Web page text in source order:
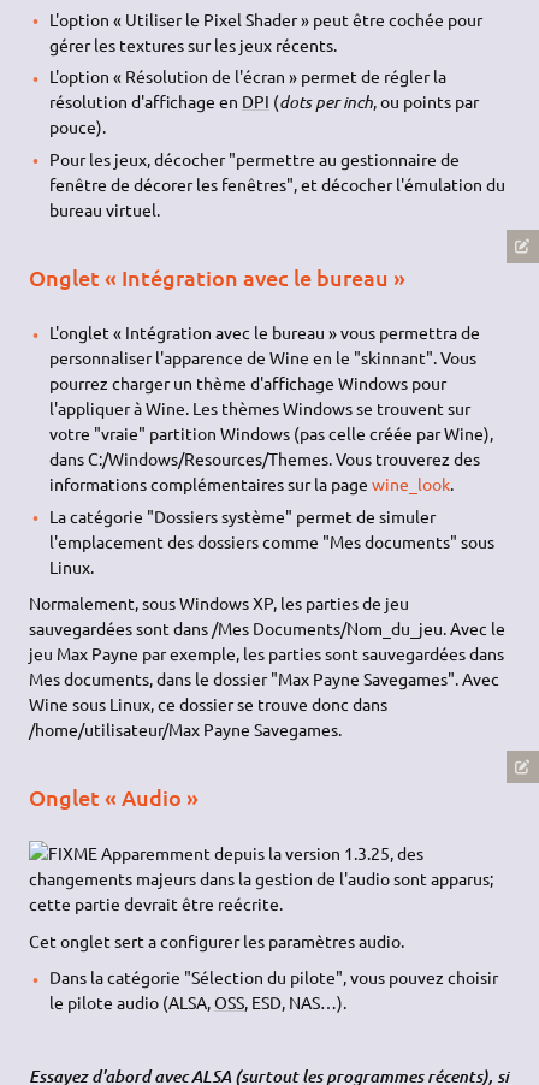
L'option « Utiliser le Pixel Shader » peut être cochée pour
gérer les textures sur les jeux récents.
L'option « Résolution de l'écran » permet de régler la
résolution d'affichage en DPI (dots per inch, ou points par
pouce).
Pour les jeux, décocher "permettre au gestionnaire de
fenêtre de décorer les fenêtres", et décocher l'émulation du
bureau virtuel.
Onglet « Intégration avec le bureau »
L'onglet « Intégration avec le bureau » vous permettra de
personnaliser l'apparence de Wine en le "skinnant". Vous
pourrez charger un thème d'affichage Windows pour
l'appliquer à Wine. Les thèmes Windows se trouvent sur
votre "vraie" partition Windows (pas celle créée par Wine),
dans C:/Windows/Resources/Themes. Vous trouverez des
informations complémentaires sur la page wine_look.
La catégorie "Dossiers système" permet de simuler
l'emplacement des dossiers comme "Mes documents" sous
Linux.
Normalement, sous Windows XP, les parties de jeu
sauvegardées sont dans /Mes Documents/Nom_du_jeu. Avec le
jeu Max Payne par exemple, les parties sont sauvegardées dans
Mes documents, dans le dossier "Max Payne Savegames". Avec
Wine sous Linux, ce dossier se trouve donc dans
/home/utilisateur/Max Payne Savegames.
Onglet « Audio »
Apparemment depuis la version 1.3.25, des
changements majeurs dans la gestion de l'audio sont apparus;
cette partie devrait être reécrite.
Cet onglet sert a configurer les paramètres audio.
Dans la catégorie "Sélection du pilote", vous pouvez choisir
le pilote audio (ALSA,OSS, ESD, NAS…).